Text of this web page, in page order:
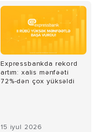
Expressbankda rekord
artım: xalis mənfəəti
72%-dən çox yüksəldi
15 iyul 2026